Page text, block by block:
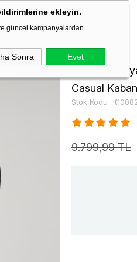
ekleyin.
güncel kampanyalardan
Sonra Evet
1008245156
Siyah Bez
Casual
Stok Kodu
9.799,99 TL